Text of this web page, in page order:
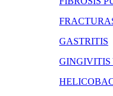
GASTRITIS
GINGIVITIS